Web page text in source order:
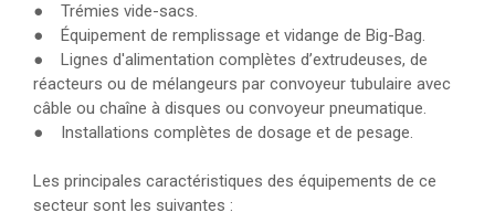
● Trémies vide-sacs.
● Équipement de remplissage et vidange de Big-Bag.
● Lignes d'alimentation complètes d’extrudeuses, de
réacteurs ou de mélangeurs par convoyeur tubulaire avec
câble ou chaîne à disques ou convoyeur pneumatique.
● Installations complètes de dosage et de pesage.
Les principales caractéristiques des équipements de ce
secteur sont les suivantes :